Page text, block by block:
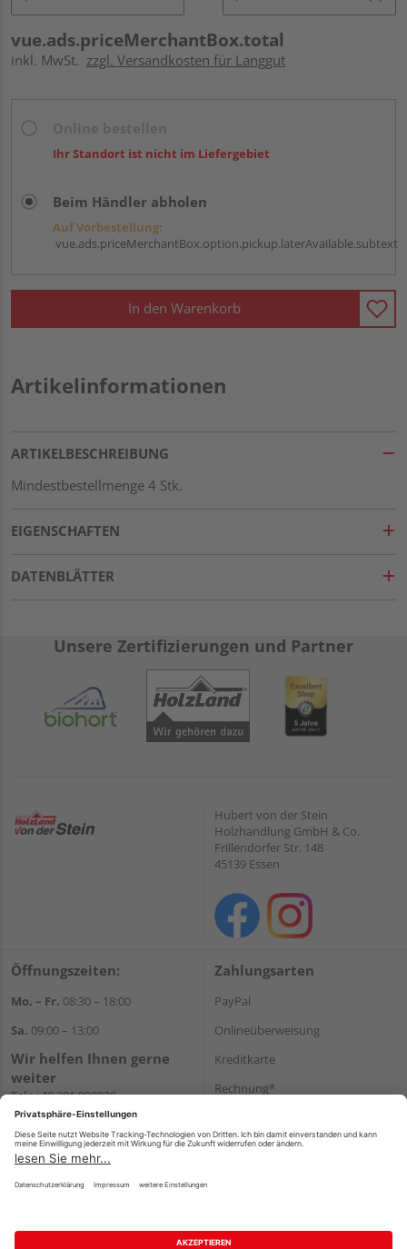
vue.ads.priceMerchantBox.total
inkl. MwSt. zzgl. Versandkosten für Langgut
Ihr Standort ist nicht im Liefergebiet
Beim Händler abholen
Auf Vorbestellung:
vue.ads.priceMerchantBox.option.pickup.laterAvailable.subtext
In den Warenkorb
Artikelinformationen
ARTIKELBESCHREIBUNG
Mindestbestellmenge 4 Stk.
EIGENSCHAFTEN
DATENBLÄTTER
Unsere Zertifizierungen und Partner
Hubert von der Stein
Holzhandlung GmbH & Co.
Frillendorfer Str. 148
45139 Essen
Öffnungszeiten:
Mo. – Fr. 08:30 – 18:00
Sa. 09:00 – 13:00
Wir helfen Ihnen gerne
weiter
Tel.:+49 201 898020
E-Mail:shop@vonderstein.de
Zahlungsarten
PayPal
Onlineüberweisung
Kreditkarte
Rechnung*
Versand
Impressum AGB Widerruf Datenschutz